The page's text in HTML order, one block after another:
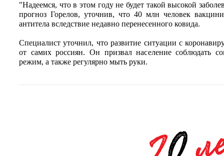
"Надеемся, что в этом году не будет такой высокой
прогноз Горелов, уточнив, что 40 млн человек
антитела вследствие недавно перенесенного ковида.
Специалист уточнил, что развитие ситуации с
от самих россиян. Он призвал население соблюдать
режим, а также регулярно мыть руки.